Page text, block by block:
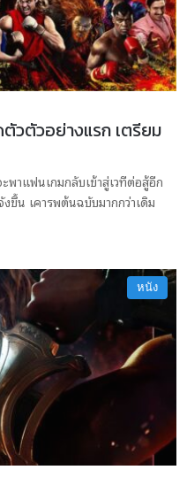
วตัวอย่างแรก เตรียม
าแฟนเกมกลับเข้าสู่เวทีต่อสู้อีก
ขึ้น เคารพต้นฉบับมากกว่าเดิม
หนัง